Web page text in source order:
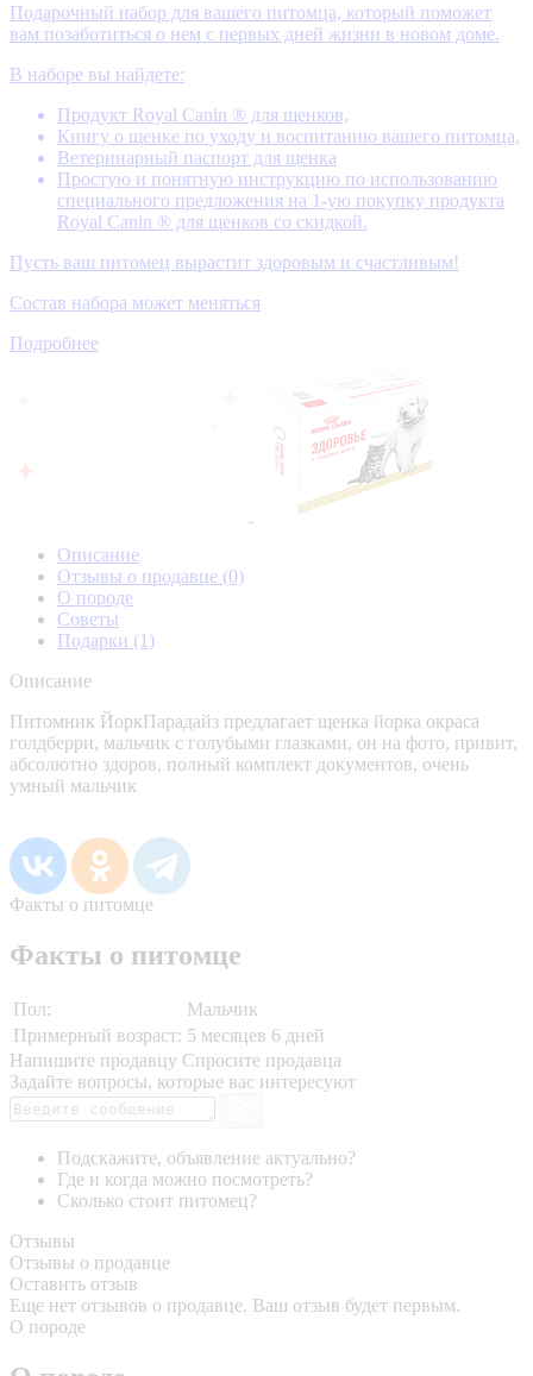
Подарочный набор для вашего питомца, который поможет
вам позаботиться о нем с первых дней жизни в новом доме.
В наборе вы найдете:
Продукт Royal Canin ® для щенков,
Книгу о щенке по уходу и воспитанию вашего питомца,
Ветеринарный паспорт для щенка
Простую и понятную инструкцию по использованию
специального предложения на 1-ую покупку продукта
Royal Canin ® для щенков со скидкой.
Пусть ваш питомец вырастит здоровым и счастливым!
Состав набора может меняться
Подробнее
Описание
Отзывы о продавце (0)
О породе
Советы
Подарки (1)
Описание
Питомник ЙоркПарадайз предлагает щенка йорка окраса
голдберри, мальчик с голубыми глазками, он на фото, привит,
абсолютно здоров, полный комплект документов, очень
умный мальчик
Факты о питомце
Факты о питомце
Пол:
Мальчик
Примерный возраст: 5 месяцев 6 дней
Напишите продавцу Спросите продавца
Задайте вопросы, которые вас интересуют
Подскажите, объявление актуально?
Где и когда можно посмотреть?
Сколько стоит питомец?
Отзывы
Отзывы о продавце
Оставить отзыв
Еще нет отзывов о продавце. Ваш отзыв будет первым.
О породе